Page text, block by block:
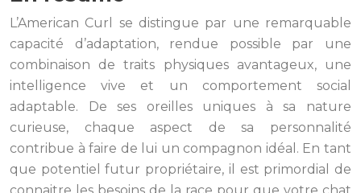
L’American Curl se distingue par une remarquable
capacité d’adaptation, rendue possible par une
combinaison de traits physiques avantageux, une
intelligence vive et un comportement social
adaptable. De ses oreilles uniques à sa nature
curieuse, chaque aspect de sa personnalité
contribue à faire de lui un compagnon idéal. En tant
que potentiel futur propriétaire, il est primordial de
connaitre les besoins de la race pour que votre chat